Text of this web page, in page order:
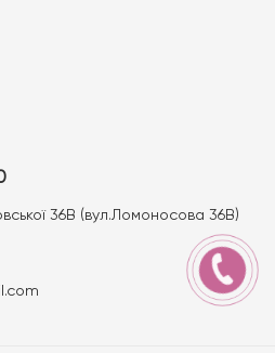
36В (вул.Ломоносова 36В)